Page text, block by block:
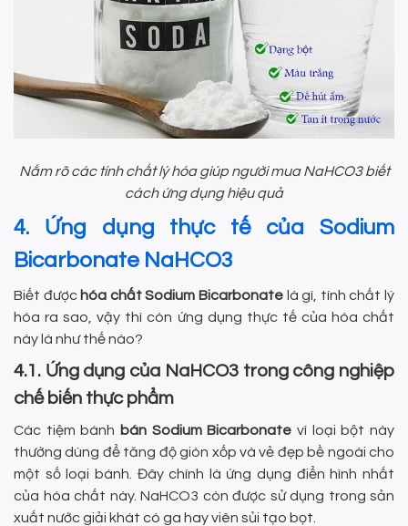
Nắm rõ các tính chất lý hóa giúp người mua NaHCO3 biết
cách ứng dụng hiệu quả
4. Ứng dụng thực tế của Sodium
Bicarbonate NaHCO3
Biết được hóa chất Sodium Bicarbonate là gì, tính chất lý
hóa ra sao, vậy thì còn ứng dụng thực tế của hóa chất
này là như thế nào?
4.1. Ứng dụng của NaHCO3 trong công nghiệp
chế biến thực phẩm
Các tiệm bánh bán Sodium Bicarbonate vì loại bột này
thường dùng để tăng độ giòn xốp và vẻ đẹp bề ngoài cho
một số loại bánh. Đây chính là ứng dụng điển hình nhất
của hóa chất này. NaHCO3 còn được sử dụng trong sản
xuất nước giải khát có ga hay viên sủi tạo bọt.